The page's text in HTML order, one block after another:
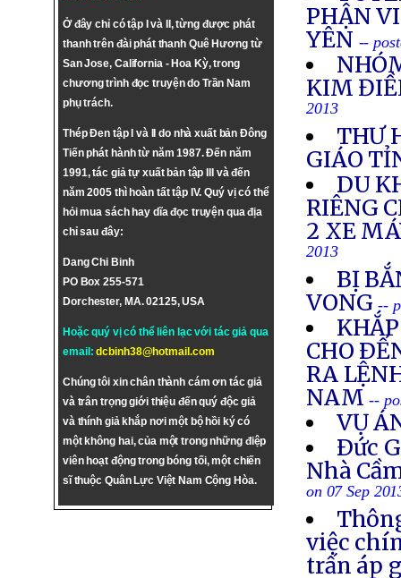
Ở đây chỉ có tập I và II, từng được phát
thanh trên đài phát thanh Quê Hương từ
San Jose, California - Hoa Kỳ, trong
chương trình đọc truyện do Trần Nam
phụ trách.
Thép Đen tập I và II do nhà xuất bản Đông
Tiến phát hành từ năm 1987. Đến năm
1991, tác giả tự xuất bản tập III và đến
năm 2005 thì hoàn tất tập IV. Quý vị có thể
hỏi mua sách hay dĩa đọc truyện qua địa
chỉ sau đây:
Dang Chi Binh
PO Box 255-571
Dorchester, MA. 02125, USA
Hoặc quý vị có thể liên lạc với tác giả qua
email:dcbinh38@hotmail.com
Chúng tôi xin chân thành cám ơn tác giả
và trân trọng giới thiệu đến quý độc giả
và thính giả khắp nơi một bộ hồi ký có
một không hai, của một trong những điệp
viên hoạt động trong bóng tối, một chiến
sĩ thuộc Quân Lực Việt Nam Cộng Hòa.
PHẬN
YÊN --
KIM
2013
THƯ
GIÁO
DU
RIÊNG
2 XE
2013
BỊ
VONG --
CHO
RA
NAM--
VỤ
Ðức
Nhà
on 07 Sep
việc
trấn áp